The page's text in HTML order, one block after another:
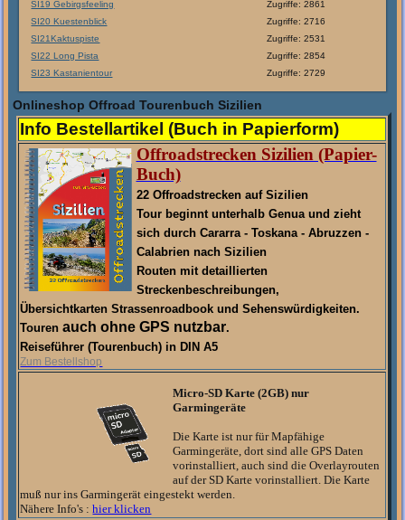
SI19 Gebirgsfeeling
Zugriffe: 2861
SI20 Kuestenblick
Zugriffe: 2716
SI21Kaktuspiste
Zugriffe: 2531
SI22 Long Pista
Zugriffe: 2854
SI23 Kastanientour
Zugriffe: 2729
Onlineshop Offroad Tourenbuch Sizilien
Info Bestellartikel (Buch in Papierform)
Offroadstrecken Sizilien (Papier-
Buch)
22 Offroadstrecken auf Sizilien
Tour beginnt unterhalb Genua und zieht
sich durch Cararra - Toskana - Abruzzen -
Calabrien nach Sizilien
Routen mit detaillierten
Streckenbeschreibungen,
Übersichtkarten Strassenroadbook und Sehenswürdigkeiten.
Tourenauch ohne GPS nutzbar.
Reiseführer (Tourenbuch) in DIN A5
Zum Bestellshop
Micro-SD Karte (2GB) nur
Garmingeräte
Die Karte ist nur für Mapfähige
Garmingeräte, dort sind alle GPS Daten
vorinstalliert, auch sind die Overlayrouten
auf der SD Karte vorinstalliert. Die Karte
muß nur ins Garmingerät eingestekt werden.
Nähere Info's :hier klicken